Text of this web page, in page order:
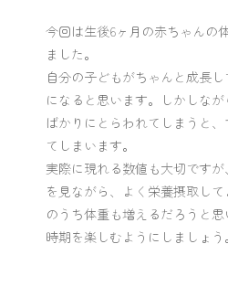
今回は生後6ヶ月の赤ちゃんの
ました。
自分の子どもがちゃんと成長
になると思います。しかしな
ばかりにとらわれてしまうと
てしまいます。
実際に現れる数値も大切です
を見ながら、よく栄養摂取し
のうち体重も増えるだろうと
時期を楽しむようにしましょう。